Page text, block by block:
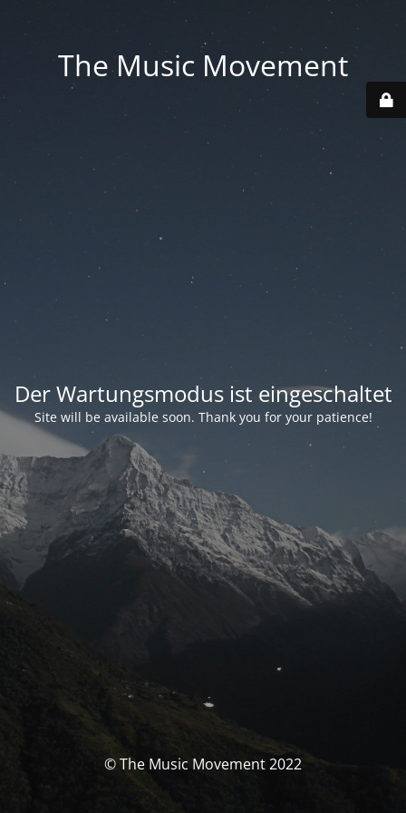
The Music Movement
Der Wartungsmodus ist eingeschaltet
Site will be available soon. Thank you for your patience!
© The Music Movement 2022